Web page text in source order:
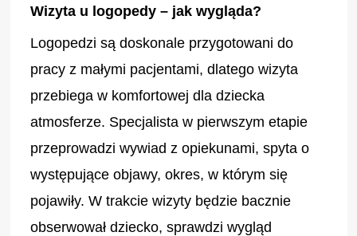
Wizyta u logopedy – jak wygląda?
Logopedzi są doskonale przygotowani do
pracy z małymi pacjentami, dlatego wizyta
przebiega w komfortowej dla dziecka
atmosferze. Specjalista w pierwszym etapie
przeprowadzi wywiad z opiekunami, spyta o
występujące objawy, okres, w którym się
pojawiły. W trakcie wizyty będzie bacznie
obserwował dziecko, sprawdzi wygląd